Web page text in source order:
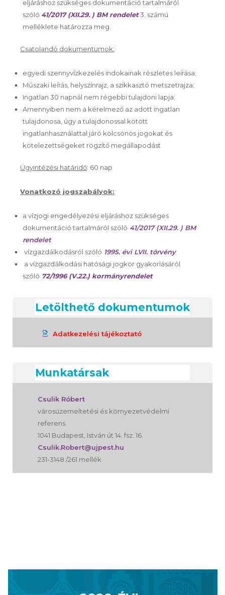
eljáráshoz szükséges dokumentáció tartalmáról
szóló 41/2017 (XII.29. ) BM rendelet3. számú
melléklete határozza meg.
Csatolandó dokumentumok:
egyedi szennyvízkezelés indokainak részletes leírása;
Műszaki leírás, helyszínrajz, a szikkasztó metszetrajza;
Ingatlan 30 napnál nem régebbi tulajdoni lapja;
Amennyiben nem a kérelmező az adott ingatlan
tulajdonosa, úgy a tulajdonossal kötött
ingatlanhasználattal járó kölcsönös jogokat és
kötelezettségeket rögzítő megállapodást
Ügyintézési határidő: 60 nap
Vonatkozó jogszabályok:
a vízjogi engedélyezési eljáráshoz szükséges
dokumentáció tartalmáról szóló 41/2017 (XII.29. ) BM
rendelet
vízgazdálkodásról szóló 1995. évi LVII. törvény
a vízgazdálkodási hatósági jogkör gyakorlásáról
szóló 72/1996 (V.22.) kormányrendelet
Letölthető dokumentumok
Adatkezelési tájékoztató
Munkatársak
Csulik Róbert
városüzemeltetési és környezetvédelmi
referens
1041 Budapest, István út 14. fsz. 16.
Csulik.Robert@ujpest.hu
231-3148 /261 mellék